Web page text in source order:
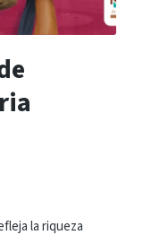
la riqueza